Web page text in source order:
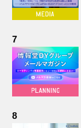
7
8